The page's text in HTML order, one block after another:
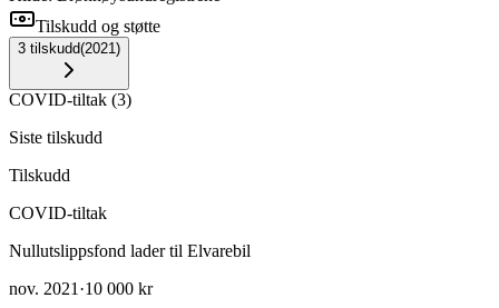
Tilskudd og støtte
3 tilskudd(2021)
COVID-tiltak (3)
Siste tilskudd
Tilskudd
COVID-tiltak
Nullutslippsfond lader til Elvarebil
nov. 2021 ·10 000 kr